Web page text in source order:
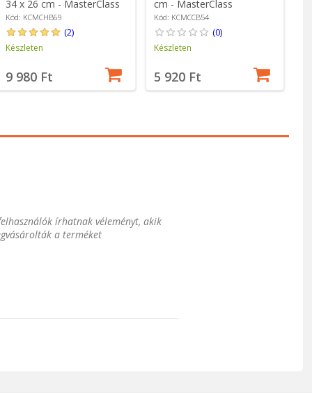
34 x 26 cm - MasterClass
Kód: KCMCHB69
(2)
Készleten
9 980 Ft
cm - MasterClass
Kód: KCMCCB54
(0)
Készleten
5 920 Ft
írhatnak véleményt, akik
a terméket